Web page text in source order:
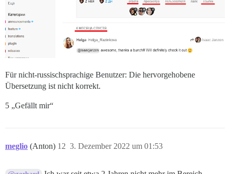
Für nicht-russischsprachige Benutzer: Die hervorgehobene
Übersetzung ist nicht korrekt.
5 „Gefällt mir“
meglio (Anton) 3. Dezember 2022 um 01:53
12